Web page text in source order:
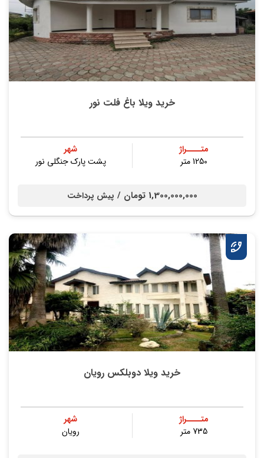
خرید ویلا باغ فلت نور
متــــراژ
1250 متر
شهر
پشت پارک جنگلی نور
1,300,000,000 تومان / پیش پرداخت
خرید ویلا دوبلکس رویان
متــــراژ
735 متر
شهر
رویان